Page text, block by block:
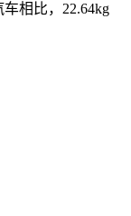
相比，22.64kg